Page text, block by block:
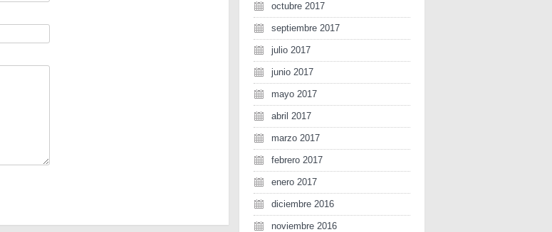
octubre 2017
septiembre 2017
julio 2017
junio 2017
mayo 2017
abril 2017
marzo 2017
febrero 2017
enero 2017
diciembre 2016
noviembre 2016